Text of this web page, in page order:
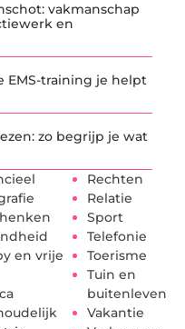
vakmanschap
en
EMS-training je helpt
zo begrijp je wat
en vrije
Rechten
Relatie
Sport
Telefonie
Toerisme
Tuin en
buitenleven
Vakantie